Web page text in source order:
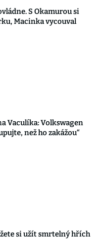
S Okamurou si
Macinka vycouval
Vaculíka: Volkswagen
než ho zakážou“
si užít smrtelný hřích